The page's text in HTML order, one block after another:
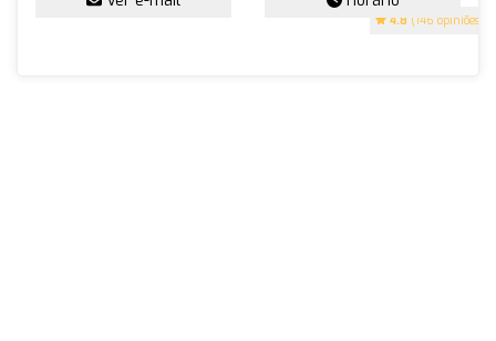
4.8 (146 opiniões)